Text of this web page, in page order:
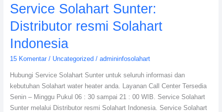
Service Solahart Sunter:
Distributor resmi Solahart
Indonesia
15 Komentar / Uncategorized / admininfosolahart
Hubungi Service Solahart Sunter untuk seluruh informasi dan
kebutuhan Solahart water heater anda. Layanan Call Center Tersedia
Senin – Minggu Pukul 06 : 30 sampai 21 : 00 WIB. Service Solahart
Sunter melalui Distributor resmi Solahart Indonesia. Service Solahart